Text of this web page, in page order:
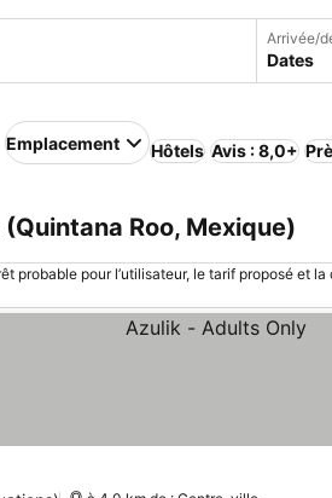
Arrivée/
Dates
Emplacement Hôtels Avis : 8,0+
Roo, Mexique)
probable pour l’utilisateur, le tarif proposé et